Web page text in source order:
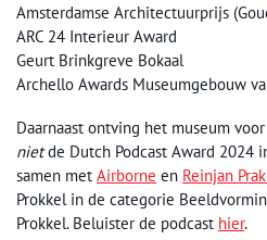
Amsterdamse Architectuurprijs
ARC 24 Interieur Award
Geurt Brinkgreve Bokaal
Archello Awards Museumgebouw
Daarnaast ontving het museum
nietde Dutch Podcast Award 2024
samen met Airborne en Reinjan
Prokkel in de categorie
Prokkel. Beluister de podcast hier.